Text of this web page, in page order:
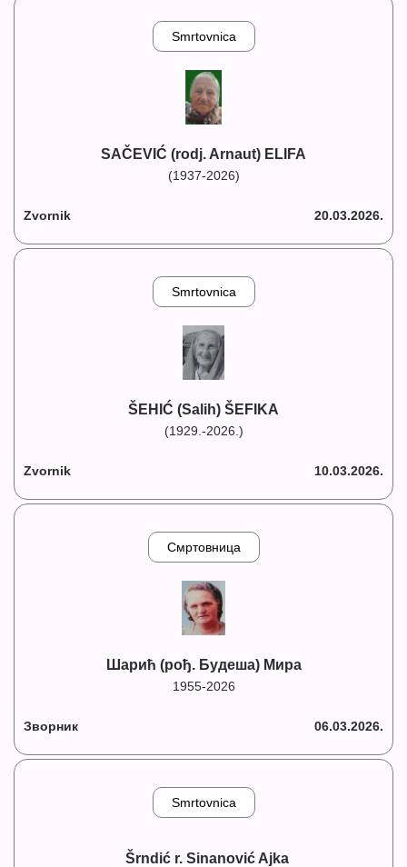
Smrtovnica
SAČEVIĆ (rodj. Arnaut) ELIFA
(1937-2026)
Zvornik 20.03.2026.
Smrtovnica
ŠEHIĆ (Salih) ŠEFIKA
(1929.-2026.)
Zvornik 10.03.2026.
Смртовница
Шарић (рођ. Будеша) Мира
1955-2026
Зворник 06.03.2026.
Smrtovnica
Šrndić r. Sinanović Ajka